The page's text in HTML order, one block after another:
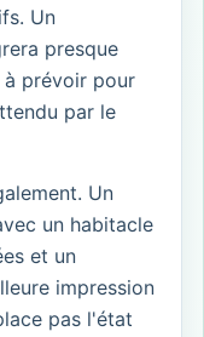
Un
presque
prévoir pour
par le
Un
un habitacle
et un
impression
pas l'état